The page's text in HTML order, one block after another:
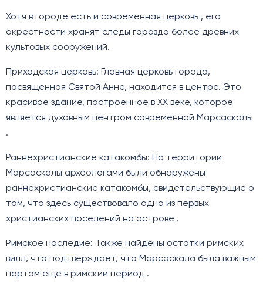
Хотя в городе есть и современная церковь , его
окрестности хранят следы гораздо более древних
культовых сооружений.
Приходская церковь: Главная церковь города,
посвященная Святой Анне, находится в центре. Это
красивое здание, построенное в XX веке, которое
является духовным центром современной Марсаскалы
.
Раннехристианские катакомбы: На территории
Марсаскалы археологами были обнаружены
раннехристианские катакомбы, свидетельствующие о
том, что здесь существовало одно из первых
христианских поселений на острове .
Римское наследие: Также найдены остатки римских
вилл, что подтверждает, что Марсаскала была важным
портом еще в римский период .